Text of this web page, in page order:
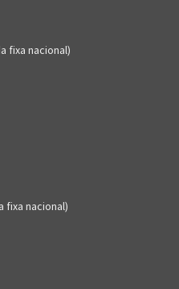
fixa nacional)
fixa nacional)